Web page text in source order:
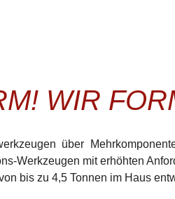
WIR
über
Werkzeugen mit erhöhten
bis zu 4,5 Tonnen im Haus